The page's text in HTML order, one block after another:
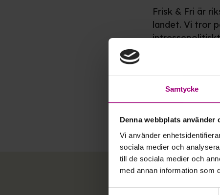
Samtycke
Denna webbplats använder
Vi använder
sociala medier och
till de sociala medier och
med annan information som
Frisk & Fri är
landet. Vi tror
förebyggande
Läs mer